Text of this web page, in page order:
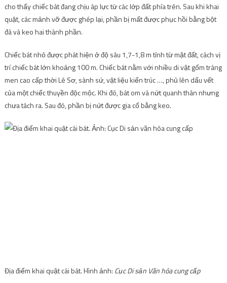
cho thấy chiếc bát đang chịu áp lực từ các lớp đất phía trên. Sau khi khai
quật, các mảnh vỡ được ghép lại, phần bị mất được phục hồi bằng bột
đá và keo hai thành phần.
Chiếc bát nhỏ được phát hiện ở độ sâu 1,7-1,8 m tính từ mặt đất, cách vị
trí chiếc bát lớn khoảng 100 m. Chiếc bát nằm với nhiều di vật gốm tráng
men cao cấp thời Lê Sơ, sành sứ, vật liệu kiến ​​trúc …, phủ lên dấu vết
của một chiếc thuyền độc mộc. Khi đó, bát om và nứt quanh thân nhưng
chưa tách ra. Sau đó, phần bị nứt được gia cố bằng keo.
Địa điểm khai quật cái bát. Hình ảnh: Cục Di sản Văn hóa cung cấp